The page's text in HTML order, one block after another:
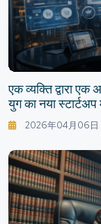
एक व्यक्ति द्वारा एक
युग का नया
2026年04月06日